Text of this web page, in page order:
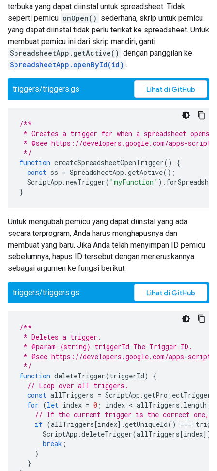
terbuka yang dapat diinstal untuk spreadsheet. Tidak
seperti pemicu onOpen() sederhana, skrip untuk pemicu
yang dapat diinstal tidak perlu terikat ke spreadsheet. Untuk
membuat pemicu ini dari skrip mandiri, ganti
SpreadsheetApp.getActive() dengan panggilan ke
SpreadsheetApp.openById(id) .
triggers/triggers.gs Lihat di GitHub
/**
* Creates a trigger for when a spreadsheet opens.
* @see https://developers.google.com/apps-
*/
function createSpreadsheetOpenTrigger()
{
const ss = SpreadsheetApp .getActive();
ScriptApp .newTrigger( "myFunction" ).
}
Untuk mengubah pemicu yang dapat diinstal yang ada
secara terprogram, Anda harus menghapusnya dan
membuat yang baru. Jika Anda telah menyimpan ID pemicu
sebelumnya, hapus ID tersebut dengan meneruskannya
sebagai argumen ke fungsi berikut.
triggers/triggers.gs Lihat di GitHub
/**
* Deletes a trigger.
* @param {string} triggerId The Trigger ID.
* @see https://developers.google.com/apps-
*/
function deleteTrigger(triggerId)
{
// Loop over all triggers.
const allTriggers = ScriptApp .getProjectTriggers
for (let index = 0 ; index < allTriggers . length ;
// If the current trigger is the correct one,
if (allTriggers[index].getUniqueId() ===
ScriptApp .deleteTrigger(allTriggers[index]);
break ;
}
}